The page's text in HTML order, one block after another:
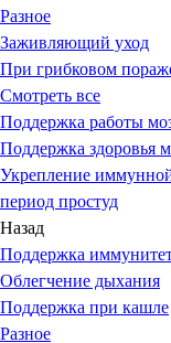
Разное
Заживляющий уход
При грибковом
Смотреть все
Поддержка работы
Поддержка здоровья
Укрепление
период простуд
Назад
Поддержка
Облегчение дыхания
Поддержка при кашле
Разное